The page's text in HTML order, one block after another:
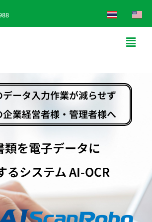
ータ入力作業が減らせず
企業経営者様・管理者様へ
類を電子データに
るシステム AI-OCR